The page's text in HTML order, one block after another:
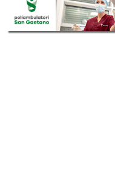
Da Redazione Nazionale
27 Febbraio 2025 (aggiornato il